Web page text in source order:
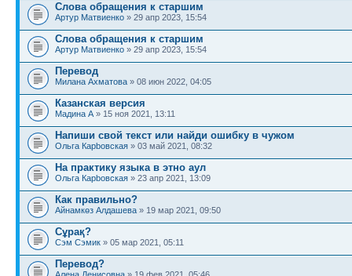
Слова обращения к старшим
Артур Матвиенко » 29 апр 2023, 15:54
Слова обращения к старшим
Артур Матвиенко » 29 апр 2023, 15:54
Перевод
Милана Ахматова » 08 июн 2022, 04:05
Казанская версия
Мадина A » 15 ноя 2021, 13:11
Напиши свой текст или найди ошибку в чужом
Ольга Карbовская » 03 май 2021, 08:32
На практику языка в этно аул
Ольга Карbовская » 23 апр 2021, 13:09
Как правильно?
Айнамкөз Алдашева » 19 мар 2021, 09:50
Сұрақ?
Сэм Сэмик » 05 мар 2021, 05:11
Перевод?